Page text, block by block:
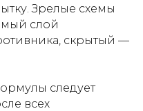
Зрелые схемы
слой
скрытый —
следует
всех